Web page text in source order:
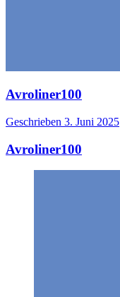
Avroliner100
Geschrieben 3. Juni 2025
Avroliner100